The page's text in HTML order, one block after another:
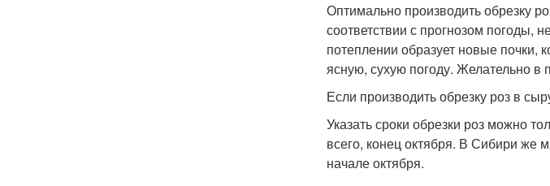
Оптимально производить обрезку
соответствии с прогнозом погоды,
потеплении образует новые почки,
ясную, сухую погоду. Желательно в
Если производить обрезку роз в
Указать сроки обрезки роз можно
всего, конец октября. В Сибири же
начале октября.